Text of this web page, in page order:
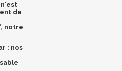
n'est
de
notre
: nos